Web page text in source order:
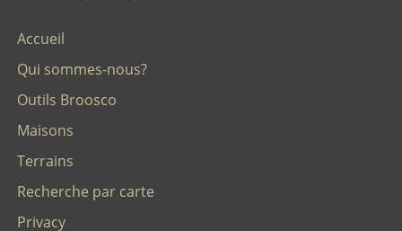
Accueil
Qui sommes-nous?
Outils Broosco
Maisons
Terrains
Recherche par carte
Privacy